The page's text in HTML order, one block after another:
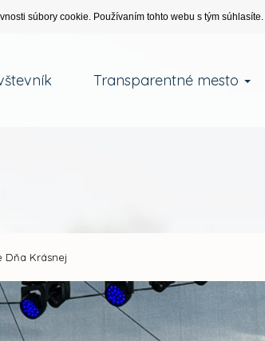
súbory cookie. Používaním tohto webu s tým súhlasíte.
Transparentné mesto
Dňa Krásnej